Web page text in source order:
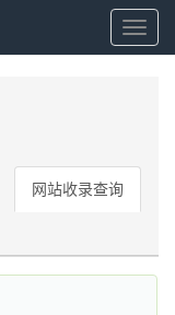
REO
工
网站收录查询